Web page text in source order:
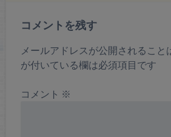
コメントを残す
メールアドレスが公開されること
が付いている欄は必須項目です
コメント ※